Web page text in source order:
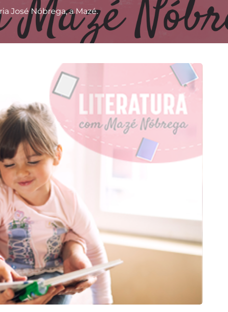
José Nóbrega, a Mazé.